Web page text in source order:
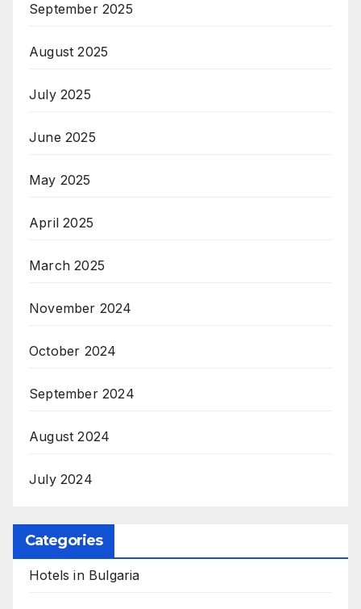
September 2025
August 2025
July 2025
June 2025
May 2025
April 2025
March 2025
November 2024
October 2024
September 2024
August 2024
July 2024
Categories
Hotels in Bulgaria